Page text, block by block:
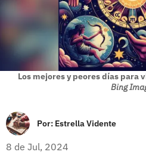
Los mejores y peores días para
Bing
Por: Estrella Vidente
8 de Jul, 2024